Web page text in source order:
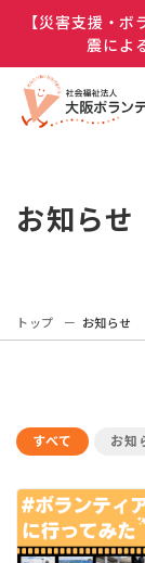
【災害支援・
震によ
お知らせ
トップ お知らせ
すべて お知